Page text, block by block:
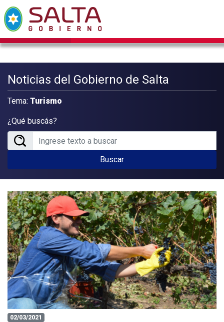
Noticias del Gobierno de Salta
Tema: Turismo
¿Qué buscás?
Buscar
02/03/2021